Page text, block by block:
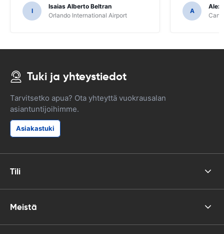
I
Isaias Alberto Beltran
Orlando International Airport
A
Alex
Tuki ja yhteystiedot
Tarvitsetko apua? Ota yhteyttä vuokrausalan
asiantuntijoihimme.
Asiakastuki
Tili
Meistä